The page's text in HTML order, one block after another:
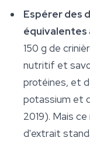
Espérer des
équivalentes
150 g de
nutritif et
protéines, et
potassium et
2019). Mais
d'extrait